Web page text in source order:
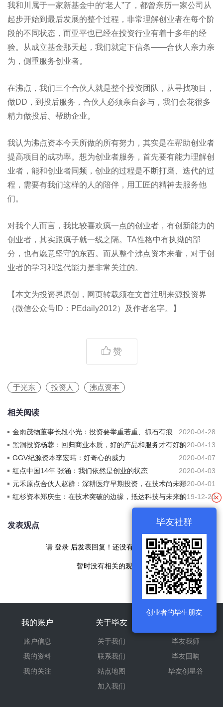
我和川属于一家新基金中的“老人”了，都曾亲历一家公司从
起步开始到最后发展的整个过程，非常理解创业者在每个阶
段的不同状态，而亚平也已经在投资行业有着十多年的经
验。从成立基金那天起，我们就定下信条——合伙人亲力亲
为，侧重服务创业者。
在沸点，我们三个合伙人就是整个投资团队，从寻找项目，
做DD，到投后服务，合伙人必须亲自参与，我们会花很多
精力做投后、帮助企业。
我认为沸点资本今天所做的所有努力，其实是在帮助创业者
提高项目的成功率。想为创业者服务，首先要有能力理解创
业者，能和创业者同频，创业的过程是不断打磨、迭代的过
程，需要有我们这样的人的陪伴，用工匠的精神去服务他
们。
对我个人而言，我比较喜欢疯一点的创业者，有创新能力的
创业者，其实跟疯子就一线之隔。TA性格中有执拗的部
分，也有愿意坚守的东西。而从整个沸点资本来看，对于创
业者的学习和迭代能力是非常关注的。
【本文为投资界原创，网页转载须在文首注明来源投资界
（微信公众号ID：PEdaily2012）及作者名字。】
赞
于光东 投资人 沸点资本
相关阅读
金雨茂物董事长段小光：投资要举重若重、抓石有痕
2020-04-28
黑洞投资杨蓉：回归商业本质，好的产品和服务才有好的
现金流
2020-04-13
GGV纪源资本李宏玮：好奇心的威力
2020-04-07
红点中国14年 张涵：我们依然是创业的状态
2020-04-03
元禾原点合伙人赵群：深耕医疗早期投资，在技术尚未形
成市场共识前出手
2020-04-01
红杉资本郑庆生：在技术突破的边缘，抵达科技与未来的2019-12-20
发表观点
请 登录 后发表回复！还没有帐号现在注册
暂时没有相关的观点！
我的账户
账户信息
我的资料
我的关注
关于毕友
关于我们
联系我们
站点地图
加入我们
毕友我师
毕友回响
毕友创星谷
毕友社群
创业者的毕生朋友